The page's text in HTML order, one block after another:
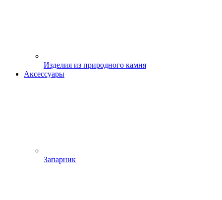
Изделия из природного камня
Аксессуары
Запарник